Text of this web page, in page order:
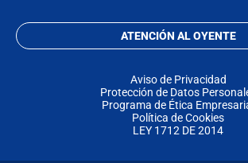
ATENCIÓN AL OYENTE
Aviso de Privacidad
Protección de Datos
Programa de Ética
Política de Cookies
LEY 1712 DE 2014